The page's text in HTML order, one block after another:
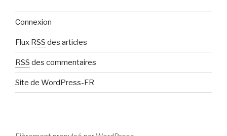
Connexion
Flux RSS des articles
RSS des commentaires
Site de WordPress-FR